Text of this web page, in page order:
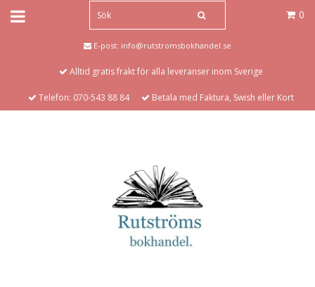
0
E-post: info@rutstromsbokhandel.se
Alltid gratis frakt för alla leveranser inom Sverige
Telefon: 070-543 88 84 Betala med Faktura, Swish eller Kort